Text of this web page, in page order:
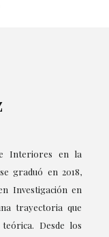
Interiores en la
graduó en 2018,
Investigación en
trayectoria que
Desde los